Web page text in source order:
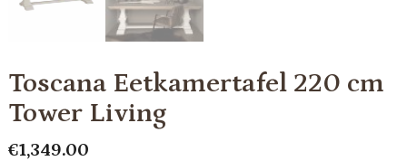
Toscana Eetkamertafel 220 cm
Tower Living
€1,349.00